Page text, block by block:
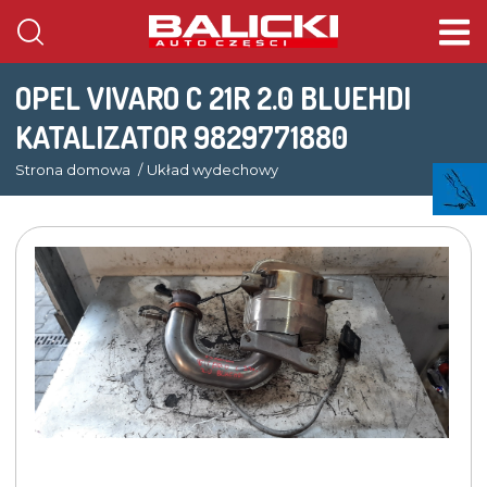
OPEL VIVARO C 21R 2.0 BLUEHDI
KATALIZATOR 9829771880
Strona domowa Układ wydechowy